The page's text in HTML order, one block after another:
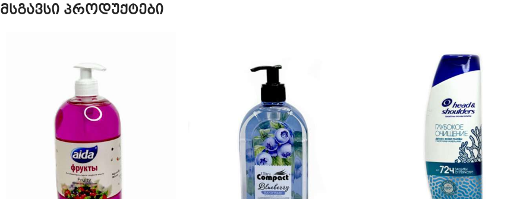
მსგავსი პროდუქტები